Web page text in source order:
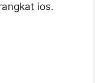
ios.